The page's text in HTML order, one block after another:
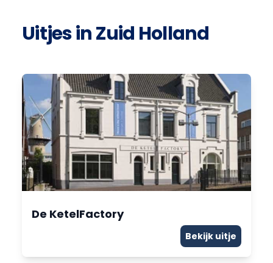
Uitjes in Zuid Holland
De KetelFactory
Bekijk uitje